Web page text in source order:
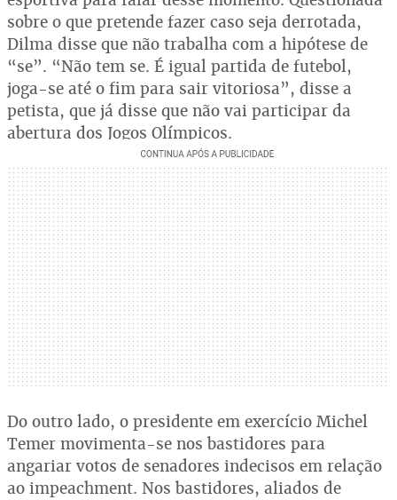
sobre o que pretende fazer caso seja derrotada,
Dilma disse que não trabalha com a hipótese de
“se”. “Não tem se. É igual partida de futebol,
joga-se até o fim para sair vitoriosa”, disse a
petista, que já disse que não vai participar da
abertura dos Jogos Olímpicos.
Do outro lado, o presidente em exercício Michel
Temer movimenta-se nos bastidores para
angariar votos de senadores indecisos em relação
ao impeachment. Nos bastidores, aliados de